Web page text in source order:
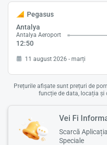
Pegasus
Antalya
Antalya Aeroport
12:50
11 august 2026 - marți
Prețurile afișate sunt prețuri de
funcție de data, locația și
Vei Fi
Scarcă
Speciale